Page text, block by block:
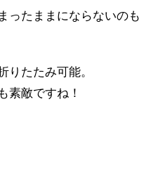
ったままにならないのも
りたたみ可能。
素敵ですね！